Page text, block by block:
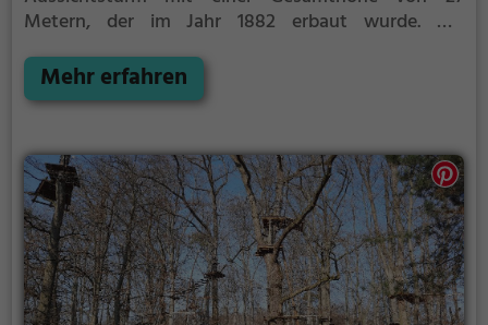
Metern, der im Jahr 1882 erbaut wurde. Die
Das Gebäude ist als Kulturdenkmal nach dem
Hessischen Denkmalschutzgesetz in die örtliche
Mehr erfahren